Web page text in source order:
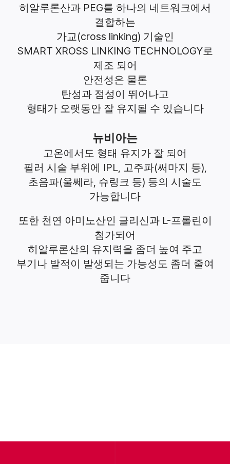
히알루론산과 PEG를 하나의 네트워크에서
결합하는
가교 (cross linking) 기술인
SMART XROSS LINKING TECHNOLOGY로
제조 되어
안전성은 물론
탄성과 점성이 뛰어나고
형태가 오랫동안 잘 유지될 수 있습니다
뉴비아는
고온에서도 형태 유지가 잘 되어
필러 시술 부위에 IPL, 고주파(써마지 등),
초음파(울쎄라 슈링크 등) 등의 시술도
가능합니다
또한 천연 아미노산인 글리신과 L-프롤린이
첨가되어
히알루론산의 유지력을 좀더 높여 주고
부기나 발적이 발생되는 가능성도 좀더 줄여
줍니다